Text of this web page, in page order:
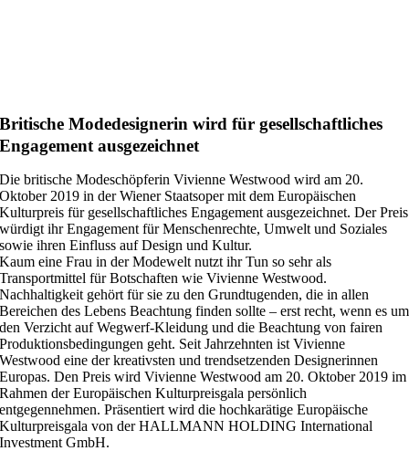
Britische Modedesignerin wird für gesellschaftliches
Engagement ausgezeichnet
Die britische Modeschöpferin Vivienne Westwood wird am 20.
Oktober 2019 in der Wiener Staatsoper mit dem Europäischen
Kulturpreis für gesellschaftliches Engagement ausgezeichnet. Der Preis
würdigt ihr Engagement für Menschenrechte, Umwelt und Soziales
sowie ihren Einfluss auf Design und Kultur.
Kaum eine Frau in der Modewelt nutzt ihr Tun so sehr als
Transportmittel für Botschaften wie Vivienne Westwood.
Nachhaltigkeit gehört für sie zu den Grundtugenden, die in allen
Bereichen des Lebens Beachtung finden sollte – erst recht, wenn es um
den Verzicht auf Wegwerf-Kleidung und die Beachtung von fairen
Produktionsbedingungen geht. Seit Jahrzehnten ist Vivienne
Westwood eine der kreativsten und trendsetzenden Designerinnen
Europas. Den Preis wird Vivienne Westwood am 20. Oktober 2019 im
Rahmen der Europäischen Kulturpreisgala persönlich
entgegennehmen. Präsentiert wird die hochkarätige Europäische
Kulturpreisgala von der HALLMANN HOLDING International
Investment GmbH.